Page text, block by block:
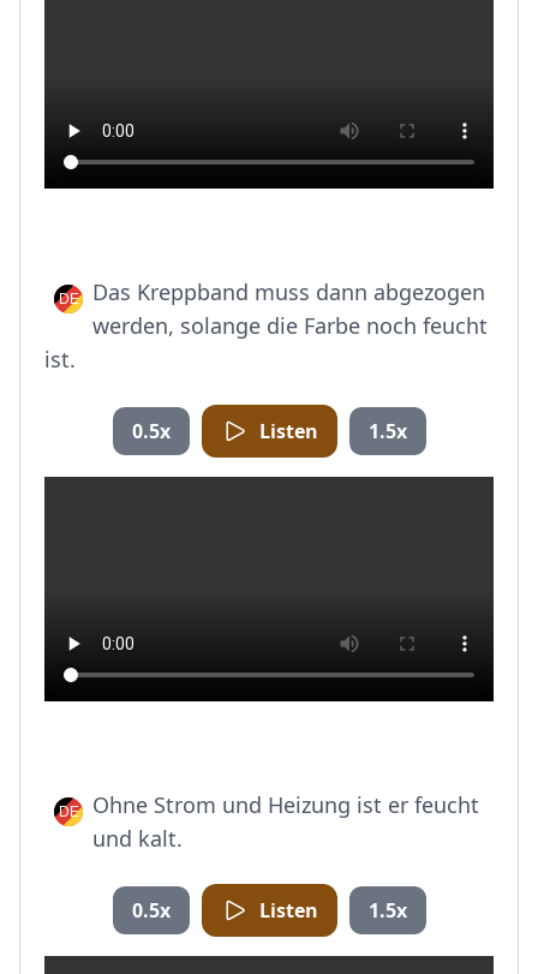
Das Kreppband muss dann abgezogen
werden, solange die Farbe noch feucht
ist.
0.5x Listen 1.5x
Ohne Strom und Heizung ist er feucht
und kalt.
0.5x Listen 1.5x